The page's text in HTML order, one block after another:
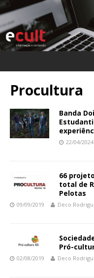
Procultura
Banda
22/04/2024
66
total de
Pelotas
09/09/2019 Deco
Pró-
02/08/2019 Deco